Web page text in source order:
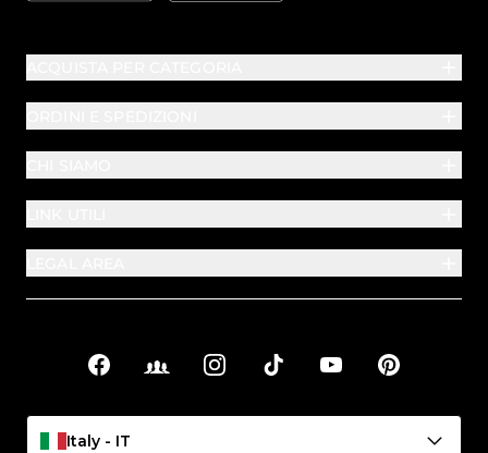
Link sociali
FacebookFacebook Groups
InstagramTikTok YouTubePinterest
Italy - IT